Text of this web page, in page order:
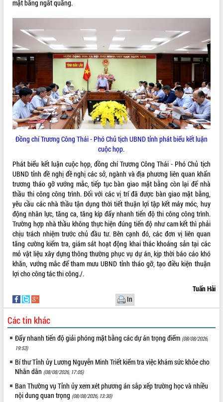
Lễ truy điệu và an táng hài cốt liệt sĩ
tại Nghĩa trang Liệt sĩ xã Sơn Hòa
Bàn giải pháp tháo gỡ khó khăn trong
xuất khẩu sầu riêng và triển khai quy
định EUDR
Thứ trưởng Bộ Nông nghiệp và Môi
trường Nguyễn Hoàng Hiệp khảo sát
vùng trồng và doanh nghiệp đóng gói
sầu riêng tại Đắk Lắk
Trình diễn nghệ thuật chế biến các
món ăn từ sầu riêng
Đắk Lắk công bố Quy hoạch và xúc
tiến đầu tư tỉnh
Ngành cá ngừ Đắk Lắk chủ động thích
ứng để giữ vững thị trường xuất khẩu
Diễn đàn Kinh tế tư nhân Việt Nam đột
phá cơ chế - Hợp tác công tư
Đề án 06 tạo bước ngoặt đột phá trong
cải cách hành chính tỉnh Đắk Lắk
Kết nối tour, đẩy mạnh chuyển đổi số
để phát triển du lịch Đắk Lắk
Khởi động Dự án Đầu tư xây dựng hạ
tầng kỹ thuật Cụm công nghiệp Tân
Tiến
Gặp mặt các cơ quan báo chí nhân Kỷ
mạng Việt Nam
Đắk Lắk sơ kết 4 năm triển khai thực
hiện Đề án 06 của Chính phủ
Họp báo thông tin về Hội nghị Công bố
Quy hoạch và Xúc tiến đầu tư tỉnh Đắk
Lắk
Khơi thông điểm nghẽn, đẩy nhanh
giải ngân vốn khắc phục thiên tai
HĐND tỉnh thông qua điều chỉnh Quy
hoạch tỉnh thời kỳ 2021-2030
THỐNG KÊ TRUY CẬP
Hôm nay: 9992
Tất cả: 66095660
mặt bằng ngắt quãng.
Đồng chí Trương Công Thái - Phó Chủ tịch UBND tỉnh phát biểu kết luận
cuộc họp.
Phát biểu kết luận cuộc họp, đồng chí Trương Công Thái - Phó Chủ tịch
UBND tỉnh đề nghị đề nghị các sở, ngành và địa phương liên quan khẩn
trương tháo gỡ vướng mắc, tiếp tục bàn giao mặt bằng còn lại để nhà
thầu thi công công trình. Đối với các vị trí đã được bàn giao mặt bằng,
yêu cầu các nhà thầu tận dụng thời tiết thuận lợi tập kết máy móc, huy
động nhân lực, tăng ca, tăng kíp đẩy nhanh tiến độ thi công công trình.
Trường hợp nhà thầu không thực hiện đúng tiến độ như cam kết thì phải
chịu trách nhiệm trước chủ đầu tư. Bên cạnh đó, các đơn vị liên quan
tăng cường kiểm tra, giám sát hoạt động khai thác khoáng sản tại các
mỏ vật liệu xây dựng thông thường phục vụ dự án, kịp thời báo cáo khó
khăn, vướng mắc để tham mưu UBND tỉnh tháo gỡ, tạo điều kiện thuận
lợi cho công tác thi công./.
Tuấn Hải
In
Các tin khác
Đẩy nhanh tiến độ giải phóng mặt bằng các dự án trọng điểm (08/08/2026,
19:53)
Bí thư Tỉnh ủy Lương Nguyễn Minh Triết kiểm tra việc khám sức khỏe cho
Nhân dân (08/08/2026, 17:05)
Ban Thường vụ Tỉnh ủy xem xét phương án sắp xếp trường học và nhiều
nội dung quan trọng (08/08/2026, 13:30)